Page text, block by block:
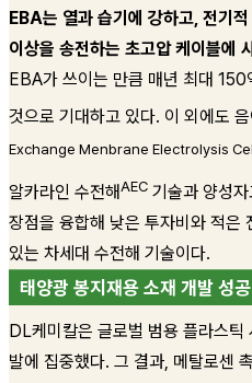
EBA는 열과 습기에 강하고, 전기
이상을 송전하는 초고압 케이블에
EBA가 쓰이는 만큼 매년 최대
것으로 기대하고 있다. 이 외에도
Exchange Menbrane Electrolysis
알카라인 수전해 AEC 기술과 양성
장점을 융합해 낮은 투자비와 적은
있는 차세대 수전해 기술이다.
태양광 봉지재용 소재 개발 성공
DL케미칼은 글로벌 범용 플라스
발에 집중했다. 그 결과, 메탈로센